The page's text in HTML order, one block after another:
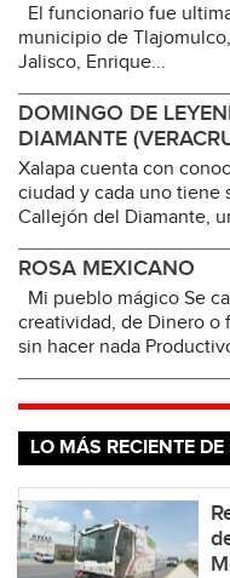
El funcionario fue
municipio de
Jalisco, Enrique...
DOMINGO DE
DIAMANTE
Xalapa cuenta con
ciudad y cada uno tiene
Callejón del Diamante,
ROSA MEXICANO
Mi pueblo mágico Se
creatividad, de Dinero o
sin hacer nada
LO MÁS RECIENTE